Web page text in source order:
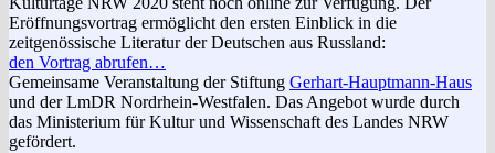
Eröffnungsvortrag ermöglicht den ersten Einblick in die
zeitgenössische Literatur der Deutschen aus Russland:
den Vortrag abrufen…
Gemeinsame Veranstaltung der Stiftung Gerhart-Hauptmann-Haus
und der LmDR Nordrhein-Westfalen. Das Angebot wurde durch
das Ministerium für Kultur und Wissenschaft des Landes NRW
gefördert.